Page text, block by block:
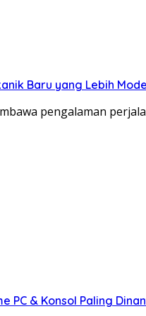
Baru yang Lebih
pengalaman
& Konsol Paling